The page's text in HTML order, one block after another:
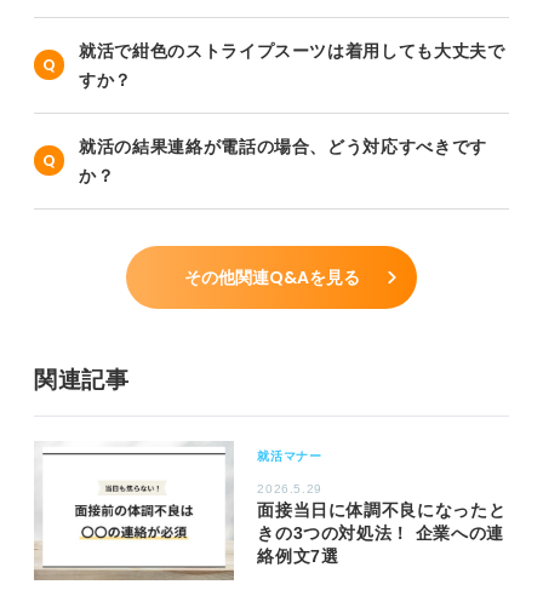
就活で紺色のストライプスーツは着用しても大丈夫で
すか？
就活の結果連絡が電話の場合、どう対応すべきです
か？
その他関連Q&Aを見る
関連記事
就活マナー
2026.5.29
面接当日に体調不良になったと
きの3つの対処法！ 企業への連
絡例文7選